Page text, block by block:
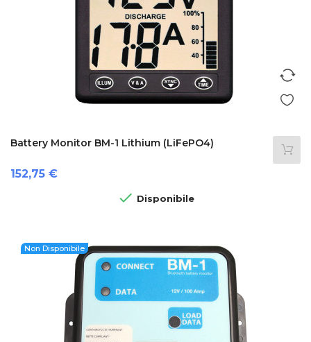
Battery Monitor BM-1 Lithium (LiFePO4)
Prezzo
152,75 €
 Disponibile
Non Disponibile